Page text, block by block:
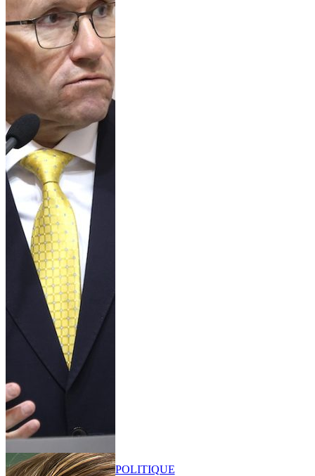
POLITIQUE